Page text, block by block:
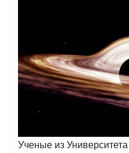
Ученые из